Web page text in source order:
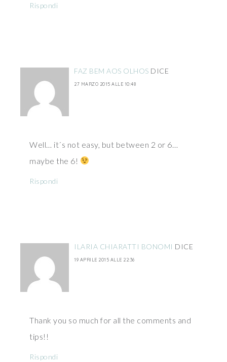
Rispondi
FAZ BEM AOS OLHOS DICE
27 MARZO 2015 ALLE 10:48
Well… it´s not easy, but between 2 or 6…
maybe the 6!
Rispondi
ILARIA CHIARATTI BONOMI DICE
19 APRILE 2015 ALLE 22:36
Thank you so much for all the comments and
tips!!
Rispondi